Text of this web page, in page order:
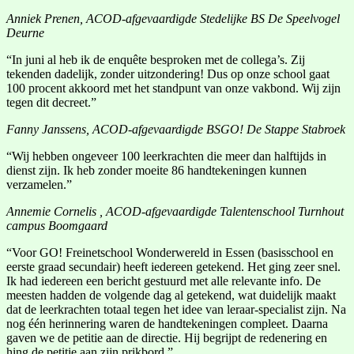
Anniek Prenen, ACOD-afgevaardigde Stedelijke BS De Speelvogel
Deurne
“In juni al heb ik de enquête besproken met de collega’s. Zij
tekenden dadelijk, zonder uitzondering! Dus op onze school gaat
100 procent akkoord met het standpunt van onze vakbond. Wij zijn
tegen dit decreet.”
Fanny Janssens, ACOD-afgevaardigde BSGO! De Stappe Stabroek
“Wij hebben ongeveer 100 leerkrachten die meer dan halftijds in
dienst zijn. Ik heb zonder moeite 86 handtekeningen kunnen
verzamelen.”
Annemie Cornelis , ACOD-afgevaardigde Talentenschool Turnhout
campus Boomgaard
“Voor GO! Freinetschool Wonderwereld in Essen (basisschool en
eerste graad secundair) heeft iedereen getekend. Het ging zeer snel.
Ik had iedereen een bericht gestuurd met alle relevante info. De
meesten hadden de volgende dag al getekend, wat duidelijk maakt
dat de leerkrachten totaal tegen het idee van leraar-specialist zijn. Na
nog één herinnering waren de handtekeningen compleet. Daarna
gaven we de petitie aan de directie. Hij begrijpt de redenering en